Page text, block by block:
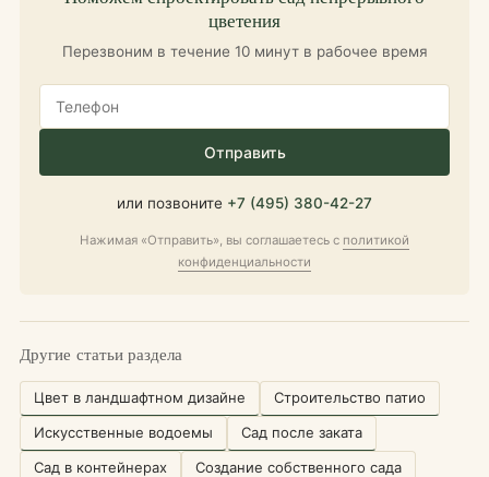
цветения
Перезвоним в течение 10 минут в рабочее время
Отправить
или позвоните +7 (495) 380-42-27
Нажимая «Отправить», вы соглашаетесь с политикой
конфиденциальности
Другие статьи раздела
Цвет в ландшафтном дизайне
Cтроительство патио
Искусственные водоемы
Сад после заката
Сад в контейнерах
Создание собственного сада